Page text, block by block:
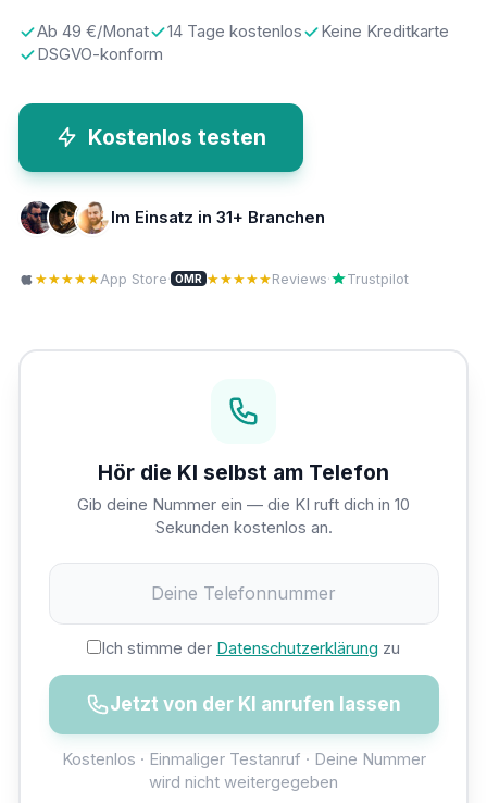
Ab 49 €/Monat 14 Tage kostenlos
Keine Kreditkarte
DSGVO-konform
Kostenlos testen
Im Einsatz in 31+ Branchen
★★★★★App Store· OMR ★★★★★Reviews· Trustpilot
Hör die KI selbst am Telefon
Gib deine Nummer ein — die KI ruft dich in 10
Sekunden kostenlos an.
Ich stimme der Datenschutzerklärung zu
Jetzt von der KI anrufen lassen
Kostenlos · Einmaliger Testanruf · Deine Nummer
wird nicht weitergegeben